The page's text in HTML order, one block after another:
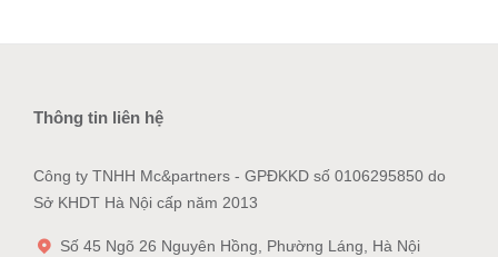
Thông tin liên hệ
Công ty TNHH Mc&partners - GPĐKKD số 0106295850 do
Sở KHDT Hà Nội cấp năm 2013
Số 45 Ngõ 26 Nguyên Hồng, Phường Láng, Hà Nội